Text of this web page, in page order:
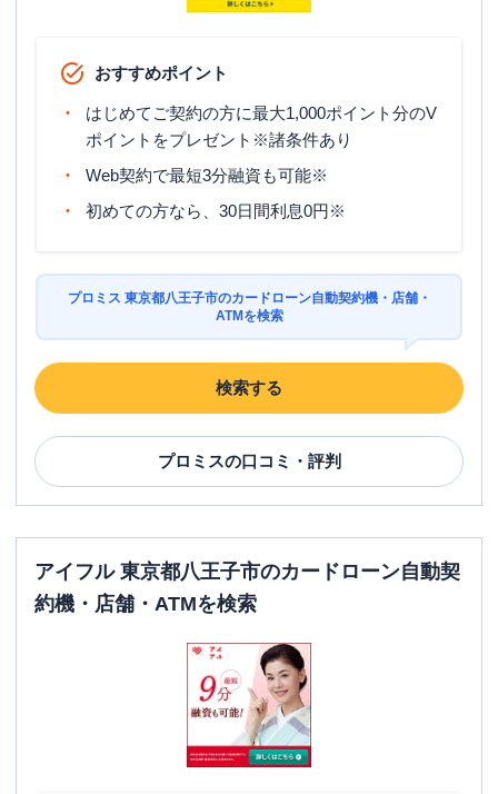
おすすめポイント
はじめてご契約の方に最大1,000ポイント分のV
ポイントをプレゼント※諸条件あり
Web契約で最短3分融資も可能※
初めての方なら、30日間利息0円※
プロミス 東京都八王子市のカードローン自動契約機・店舗・
ATMを検索
検索する
プロミスの口コミ・評判
アイフル 東京都八王子市のカードローン自動契
約機・店舗・ATMを検索